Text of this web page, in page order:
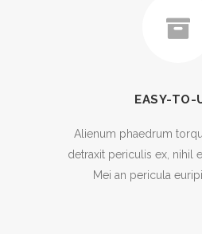
EASY-TO-
Alienum phaedrum
detraxit periculis ex, nihil
Mei an pericula